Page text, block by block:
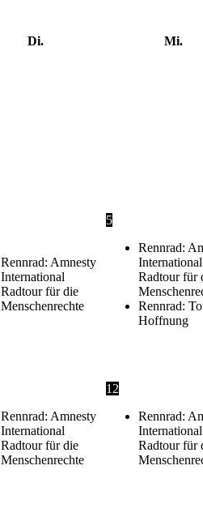
Di. Mi.
Rennrad: Amnesty
International
Radtour für die
Menschenrechte
5
Rennrad:
International
Radtour für
Rennrad:
Hoffnung
Rennrad: Amnesty
International
Radtour für die
Menschenrechte
12
Rennrad:
International
Radtour für